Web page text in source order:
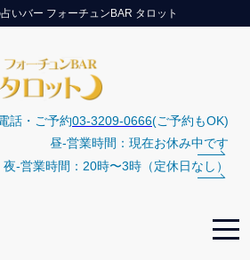
いバー フォーチュンBAR タロット
話・ご予約03-3209-0666(ご予約もOK)
昼-営業時間：現在お休み中です
夜-営業時間：20時〜3時（定休日なし）